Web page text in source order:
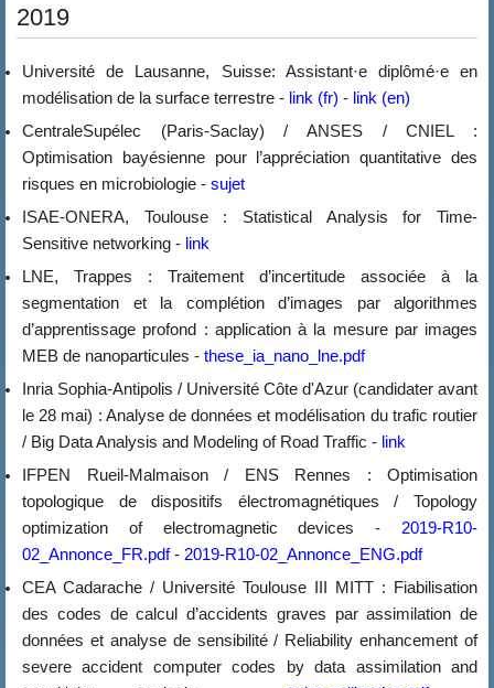
2019
Université de Lausanne, Suisse: Assistant·e diplômé·e en
modélisation de la surface terrestre - link (fr) - link (en)
CentraleSupélec (Paris-Saclay) / ANSES / CNIEL :
Optimisation bayésienne pour l’appréciation quantitative des
risques en microbiologie - sujet
ISAE-ONERA, Toulouse : Statistical Analysis for Time-
Sensitive networking - link
LNE, Trappes : Traitement d’incertitude associée à la
segmentation et la complétion d’images par algorithmes
d’apprentissage profond : application à la mesure par images
MEB de nanoparticules - these_ia_nano_lne.pdf
Inria Sophia-Antipolis / Université Côte d'Azur (candidater avant
le 28 mai) : Analyse de données et modélisation du trafic routier
/ Big Data Analysis and Modeling of Road Traffic - link
IFPEN Rueil-Malmaison / ENS Rennes : Optimisation
topologique de dispositifs électromagnétiques / Topology
optimization of electromagnetic devices - 2019-R10-
02_Annonce_FR.pdf- 2019-R10-02_Annonce_ENG.pdf
CEA Cadarache / Université Toulouse III MITT : Fiabilisation
des codes de calcul d’accidents graves par assimilation de
données et analyse de sensibilité / Reliability enhancement of
severe accident computer codes by data assimilation and